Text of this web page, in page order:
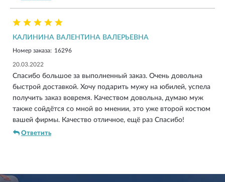
КАЛИНИНА ВАЛЕНТИНА ВАЛЕРЬЕВНА
Номер заказа: 16296
20.03.2022
Спасибо большое за выполненный заказ. Очень довольна
быстрой доставкой. Хочу подарить мужу на юбилей, успела
получить заказ вовремя. Качеством довольна, думаю муж
также сойдётся со мной во мнении, это уже второй костюм
вашей фирмы. Качество отличное, ещё раз Спасибо!
Ответить